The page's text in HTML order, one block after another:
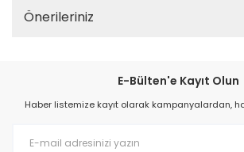
Önerileriniz
E-Bülten'e Kayıt Olun
Haber listemize kayıt olarak kampanyalardan,